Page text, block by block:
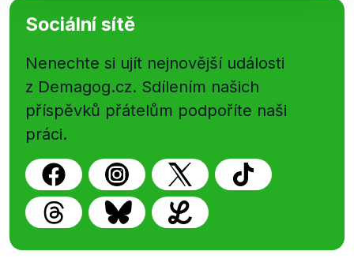
Sociální sítě
Nenechte si ujít nejnovější události
z Demagog.cz. Sdílením našich
příspěvků přátelům podpoříte naši
práci.